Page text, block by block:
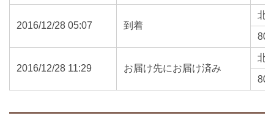
2016/12/28 05:07 到着
北
2016/12/28 11:29 お届け先にお届け済み
北